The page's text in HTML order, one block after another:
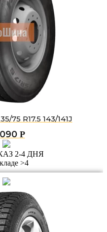
75 R17.5 143/141J
Р
2-4 ДНЯ
>4